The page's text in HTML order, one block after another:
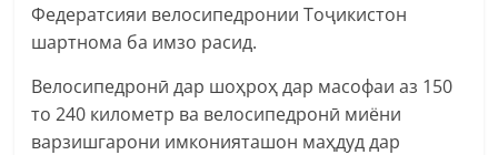
Федератсияи велосипедронии Тоҷикистон
шартнома ба имзо расид.
Велосипедронӣ дар шоҳроҳ дар масофаи аз 150
то 240 километр ва велосипедронӣ миёни
варзишгарони имконияташон маҳдуд дар